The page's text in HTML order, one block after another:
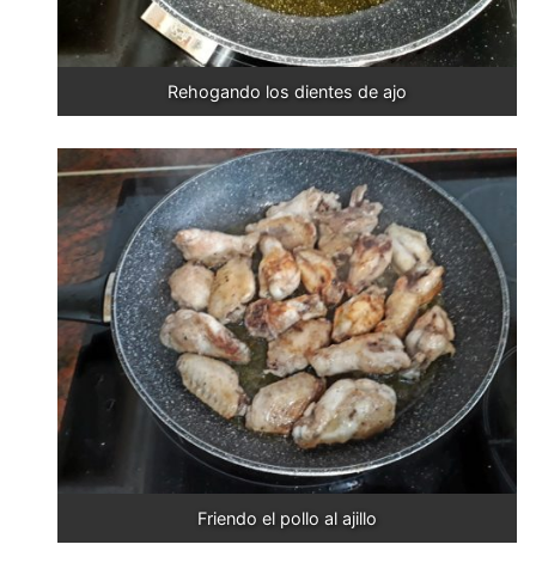
Rehogando los dientes de ajo
Friendo el pollo al ajillo